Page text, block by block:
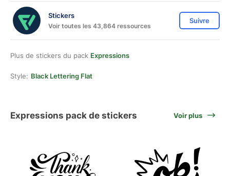
Stickers
Voir toutes les 43,864 ressources
Suivre
Plus de stickers du pack Expressions
Style: Black Lettering Flat
Expressions pack de stickers Voir plus